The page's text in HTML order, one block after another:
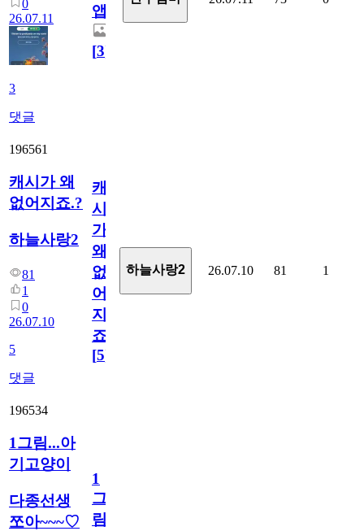
0
26.07.11
3
댓글
앱.
[3]
196561
캐시가 왜
없어지죠.?
하늘사랑2
81
1
0
26.07.10
5
댓글
캐
시
가
왜
없
어
지
죠.?
[5]
하늘사랑2 26.07.10 81 1
196534
1그림...아
기고양이
다종선생
쪼아~~~♡
1
그
림...